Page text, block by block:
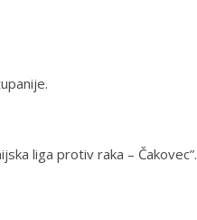
liga protiv raka – Čakovec”.